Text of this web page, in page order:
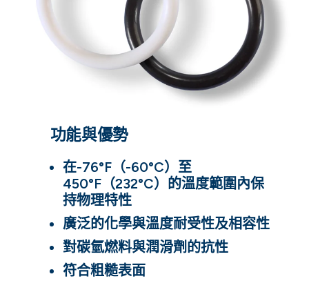
功能與優勢
在-76°F（-60°C）至
450°F（232°C）的溫度範圍內保
持物理特性
廣泛的化學與溫度耐受性及相容性
對碳氫燃料與潤滑劑的抗性
符合粗糙表面